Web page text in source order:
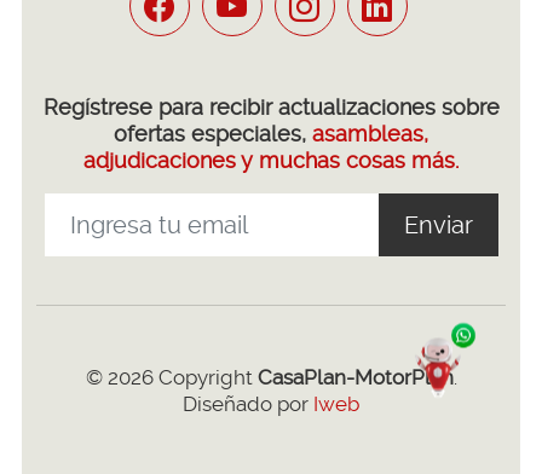
Regístrese para recibir actualizaciones sobre
ofertas especiales, asambleas,
adjudicaciones y muchas cosas más.
Enviar
© 2026 Copyright CasaPlan-MotorPlan.
Diseñado por Iweb